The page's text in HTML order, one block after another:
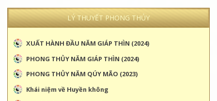
LÝ THUYẾT PHONG THỦY
XUẤT HÀNH ĐẦU NĂM GIÁP THÌN (2024)
PHONG THỦY NĂM GIÁP THÌN (2024)
PHONG THỦY NĂM QÚY MÃO (2023)
Khái niệm về Huyền không